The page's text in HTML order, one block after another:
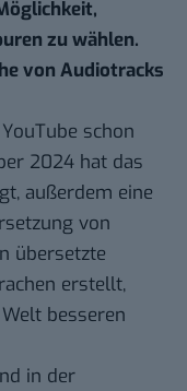
zu wählen.
von Audiotracks
schon
2024 hat das
, außerdem eine
von
übersetzte
erstellt,
besseren
in der